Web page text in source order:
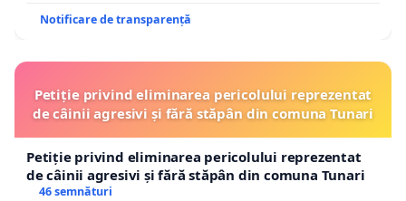
Notificare de transparență
Petiție privind eliminarea pericolului reprezentat
de câinii agresivi și fără stăpân din comuna Tunari
Petiție privind eliminarea pericolului reprezentat
de câinii agresivi și fără stăpân din comuna Tunari
46 semnături